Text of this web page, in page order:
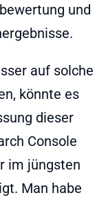
und
auf solche
könnte es
dieser
Console
im jüngsten
Man habe